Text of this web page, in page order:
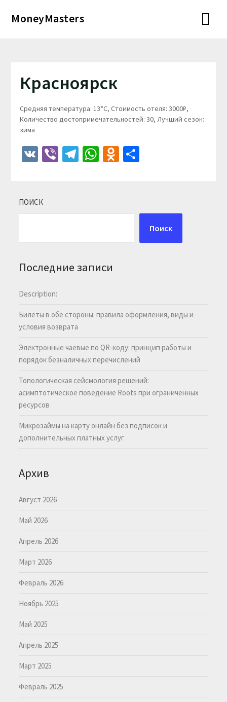
MoneyMasters
Красноярск
Средняя температура: 13°C, Стоимость отеля: 3000₽,
Количество достопримечательностей: 30, Лучший сезон:
зима
VKViberTelegram
WhatsApp
Odnoklassniki
Отправить
ПОИСК
Поиск
Последние записи
Description:
Билеты в обе стороны: правила оформления, виды и
условия возврата
Электронные чаевые по QR-коду: принцип работы и
порядок безналичных перечислений
Топологическая сейсмология решений:
асимптотическое поведение Roots при ограниченных
ресурсов
Микрозаймы на карту онлайн без подписок и
дополнительных платных услуг
Архив
Август 2026
Май 2026
Апрель 2026
Март 2026
Февраль 2026
Ноябрь 2025
Май 2025
Апрель 2025
Март 2025
Февраль 2025